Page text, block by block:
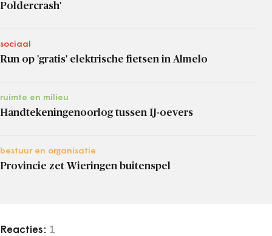
Poldercrash'
sociaal
Run op 'gratis' elektrische fietsen in Almelo
ruimte en milieu
Handtekeningenoorlog tussen IJ-oevers
bestuur en organisatie
Provincie zet Wieringen buitenspel
Reacties: 1